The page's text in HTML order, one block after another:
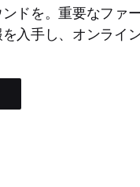
ドを。重要なファ
入手し、オンライ